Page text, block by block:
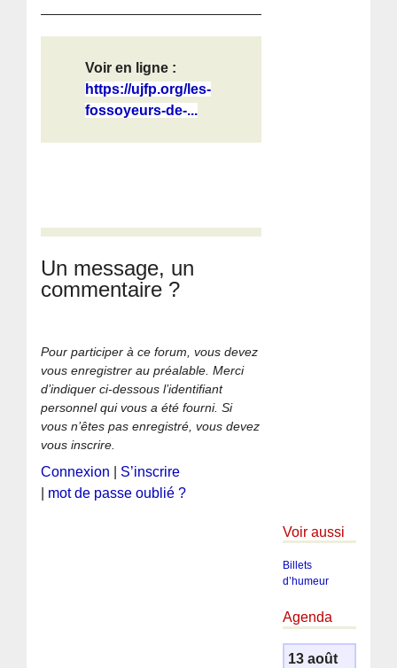
Voir en ligne :
https://ujfp.org/les-
fossoyeurs-de-...
Un message, un
commentaire ?
Pour participer à ce forum, vous devez
vous enregistrer au préalable. Merci
d’indiquer ci-dessous l’identifiant
personnel qui vous a été fourni. Si
vous n’êtes pas enregistré, vous devez
vous inscrire.
Connexion
S’inscrire
mot de passe oublié ?
Voir aussi
Billets
d’humeur
Agenda
13 août